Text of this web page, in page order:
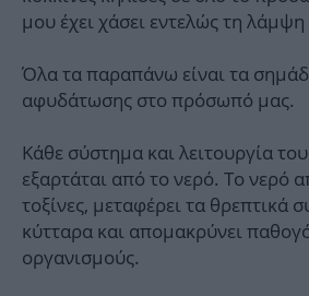
μου έχει χάσει εντελώς τη
Όλα τα παραπάνω είναι τα
αφυδάτωσης στο πρόσωπό μας.
Κάθε σύστημα και λειτουργία
εξαρτάται από το νερό. Το νερό
τοξίνες, μεταφέρει τα θρεπτικά
κύτταρα και απομακρύνει
οργανισμούς.